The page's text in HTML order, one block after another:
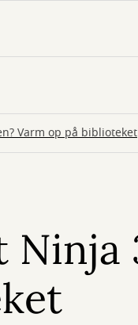
Varm op på biblioteket